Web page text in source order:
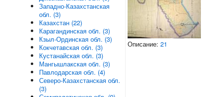
Описание:21
Западно-Казахстанская
обл. (3)
Казахстан (22)
Карагандинская обл. (3)
Кзыл-Ординская обл. (3)
Кокчетавская обл. (3)
Кустанайская обл. (3)
Мангышлакская обл. (3)
Павлодарская обл. (4)
Северо-Казахстанская обл.
(3)